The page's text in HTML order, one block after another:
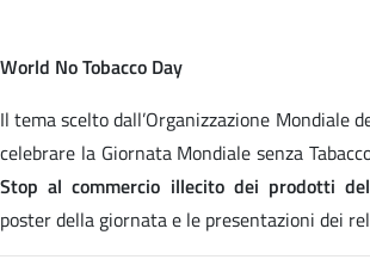
World No Tobacco Day
Il tema scelto dall’Organizzazione Mondiale
celebrare la Giornata Mondiale senza
Stop al commercio illecito dei prodotti
poster della giornata e le presentazioni dei